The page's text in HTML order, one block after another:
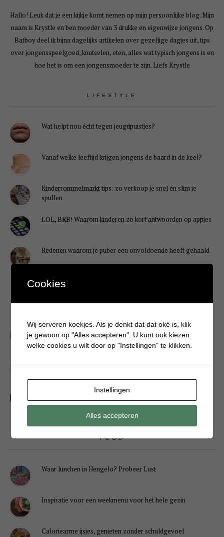
Hallo! Leuk dat je een kijkje komt nemen op mijn persoonlijke blog. Mijn
naam is Krystle en ben moeder van 3 drukke en eigenwijze jongens. Op
Batboy deel ik bijna dagelijks artikelen over gezellige dagjes uit, tips
over jongensspeelgoed, knutselen, eten, alles wat typisch jongens is en
hoe het is om een jongensmoeder te zijn. Liefs Krystle
LIFESTYLE
Wat helpt nou écht tegen jeugdpuistjes?
Vanaf welke leeftijd krijgen jongens de baard in de keel?
Kinderrommelmarkt tips: zo verkoop je snel én slim je
spullen
LOL, BRB! Waarom kinderen zo kort antwoorden op appjes
Redenen waarom je puber een onvoldoende heeft gehaald
Simpele DIY: Maak een geurroos van watten
Sneeuwpopkrans maken om bij de voordeur te hangen
FOOD
Waar lunchen in Hengelo? Probeer Lust
Inspiratie voor een weekmenu voor het hele gezin
Caloriearme ijsjes, genieten zonder schuldgevoel
Cookies
Wij serveren koekjes. Als je denkt dat dat oké is, klik
je gewoon op "Alles accepteren". U kunt ook kiezen
welke cookies u wilt door op "Instellingen" te klikken.
Instellingen
Alles accepteren